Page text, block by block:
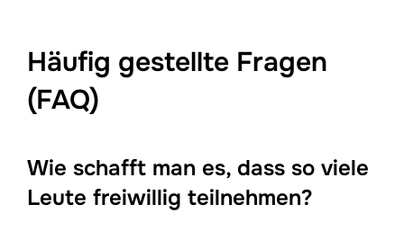
Häufig gestellte Fragen
(FAQ)
Wie schafft man es, dass so viele
Leute freiwillig teilnehmen?